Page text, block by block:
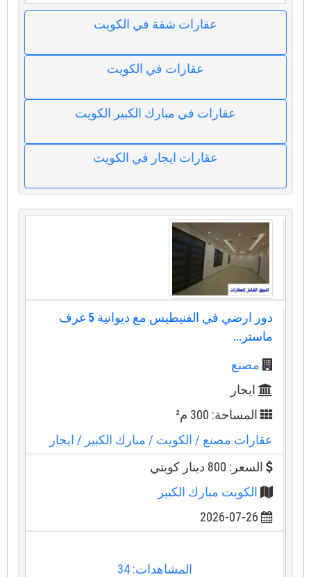
عقارات شقة في الكويت
عقارات في الكويت
عقارات في مبارك الكبير الكويت
عقارات ايجار في الكويت
دور ارضي في الفنيطيس مع ديوانية 5 غرف
ماستر...
مصنع
ايجار
المساحة: 300 م²
عقارات مصنع/ الكويت/ مبارك الكبير / ايجار
السعر: 800 دينار كويتي
الكويت مبارك الكبير
2026-07-26
المشاهدات: 34